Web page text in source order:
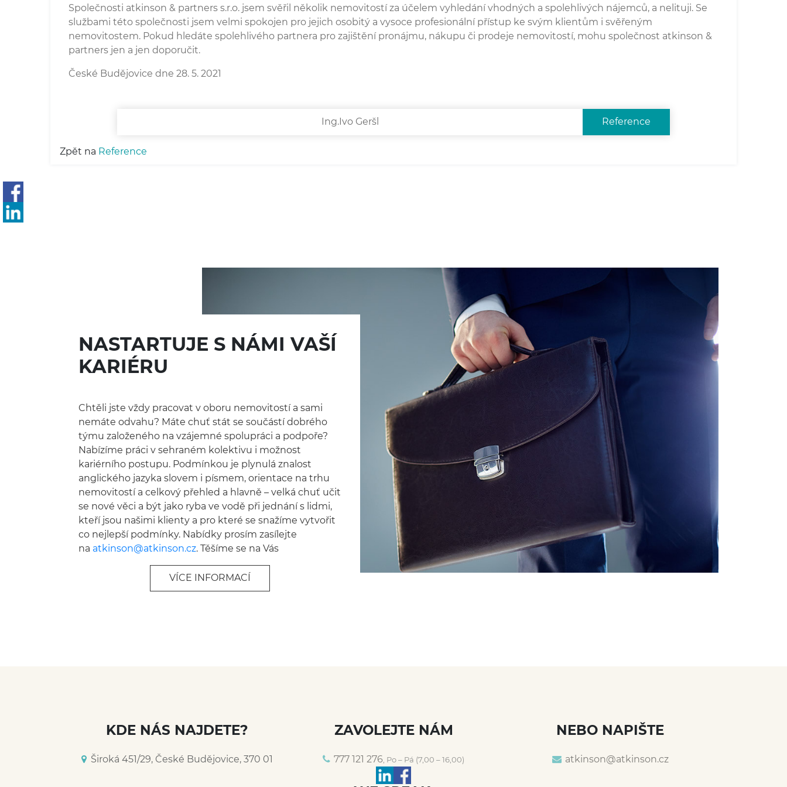
Společnosti atkinson & partners s.r.o. jsem svěřil několik nemovitostí za účelem vyhledání vhodných a spolehlivých nájemců, a nelituji. Se
službami této společnosti jsem velmi spokojen pro jejich osobitý a vysoce profesionální přístup ke svým klientům i svěřeným
nemovitostem. Pokud hledáte spolehlivého partnera pro zajištění pronájmu, nákupu či prodeje nemovitostí, mohu společnost atkinson &
partners jen a jen doporučit.
České Budějovice dne 28. 5. 2021
Reference
Ing.Ivo Geršl
Zpět na Reference
NASTARTUJE S NÁMI VAŠÍ
KARIÉRU
Chtěli jste vždy pracovat v oboru nemovitostí a sami
nemáte odvahu? Máte chuť stát se součástí dobrého
týmu založeného na vzájemné spolupráci a podpoře?
Nabízíme práci v sehraném kolektivu i možnost
kariérního postupu. Podmínkou je plynulá znalost
anglického jazyka slovem i písmem, orientace na trhu
nemovitostí a celkový přehled a hlavně – velká chuť učit
se nové věci a být jako ryba ve vodě při jednání s lidmi,
kteří jsou našimi klienty a pro které se snažíme vytvořit
co nejlepší podmínky. Nabídky prosím zasílejte
na atkinson@atkinson.cz. Těšíme se na Vás
VÍCE INFORMACÍ
KDE NÁS NAJDETE?
Široká 451/29, České Budějovice, 370 01
ZAVOLEJTE NÁM
777 121 276 , Po – Pá (7,00 – 16,00)
NEBO NAPIŠTE
atkinson@atkinson.cz